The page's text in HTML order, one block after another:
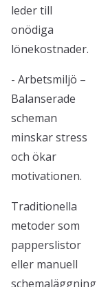
leder till
onödiga
lönekostnader.
- Arbetsmiljö –
Balanserade
scheman
minskar stress
och ökar
motivationen.
Traditionella
metoder som
papperslistor
eller manuell
schemaläggning